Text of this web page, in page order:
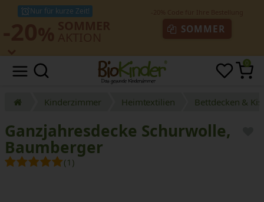
Nur für kurze Zeit!
SOMMER
0
Kinderzimmer Heimtextilien Bettdecken &
Ganzjahresdecke Schurwolle,
Baumberger
(1)